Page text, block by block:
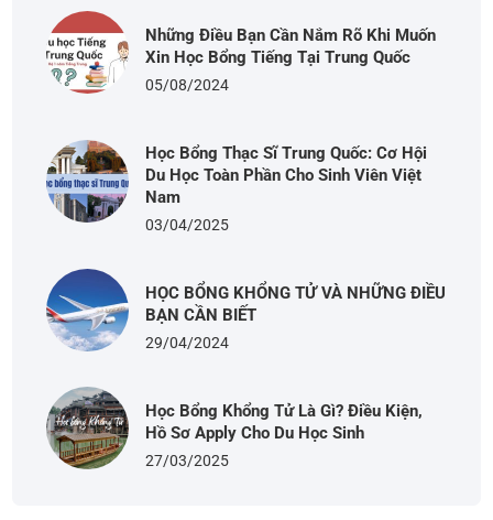
Những Điều Bạn Cần Nắm Rõ Khi Muốn
Xin Học Bổng Tiếng Tại Trung Quốc
05/08/2024
Học Bổng Thạc Sĩ Trung Quốc: Cơ Hội
Du Học Toàn Phần Cho Sinh Viên Việt
Nam
03/04/2025
HỌC BỔNG KHỔNG TỬ VÀ NHỮNG ĐIỀU
BẠN CẦN BIẾT
29/04/2024
Học Bổng Khổng Tử Là Gì? Điều Kiện,
Hồ Sơ Apply Cho Du Học Sinh
27/03/2025